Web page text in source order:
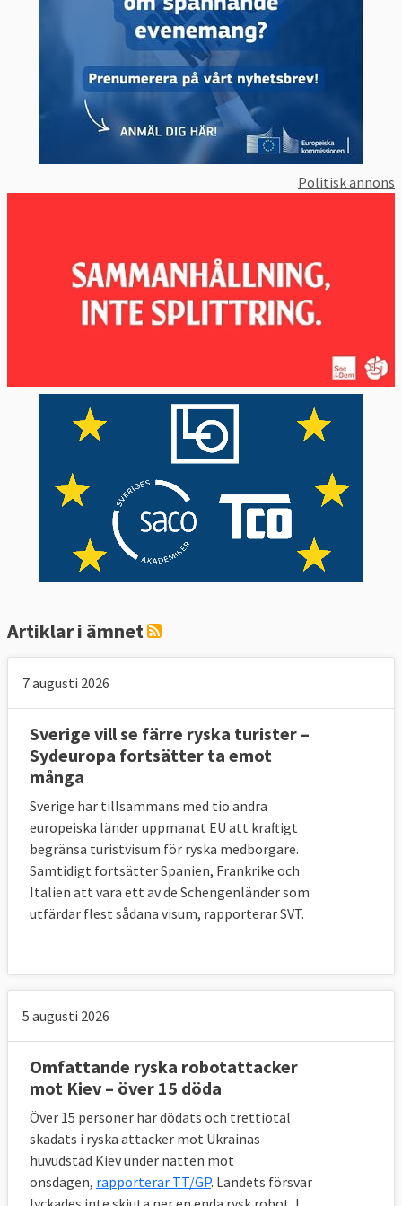
Politisk annons
Artiklar i ämnet
7 augusti 2026
Sverige vill se färre ryska turister –
Sydeuropa fortsätter ta emot
många
Sverige har tillsammans med tio andra
europeiska länder uppmanat EU att kraftigt
begränsa turistvisum för ryska medborgare.
Samtidigt fortsätter Spanien, Frankrike och
Italien att vara ett av de Schengenländer som
utfärdar flest sådana visum, rapporterar SVT.
5 augusti 2026
Omfattande ryska robotattacker
mot Kiev – över 15 döda
Över 15 personer har dödats och trettiotal
skadats i ryska attacker mot Ukrainas
huvudstad Kiev under natten mot
onsdagen, rapporterar TT/GP. Landets försvar